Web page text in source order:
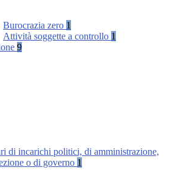
Burocrazia zero 1
Attività soggette a controllo 1
9
di incarichi politici, di amministrazione,
o di governo 1